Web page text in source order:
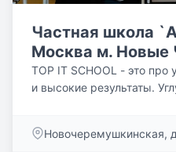
Частная школа
Москва м. Новые
TOP IT SCHOOL - это про
и высокие результаты.
Новочеремушкинская,